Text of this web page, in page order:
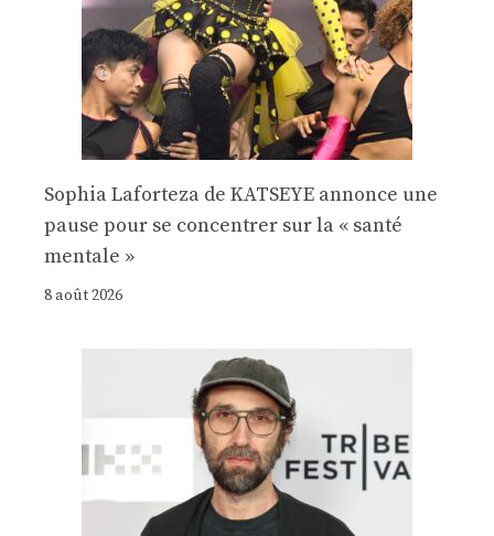
Sophia Laforteza de KATSEYE annonce une
pause pour se concentrer sur la « santé
mentale »
8 août 2026